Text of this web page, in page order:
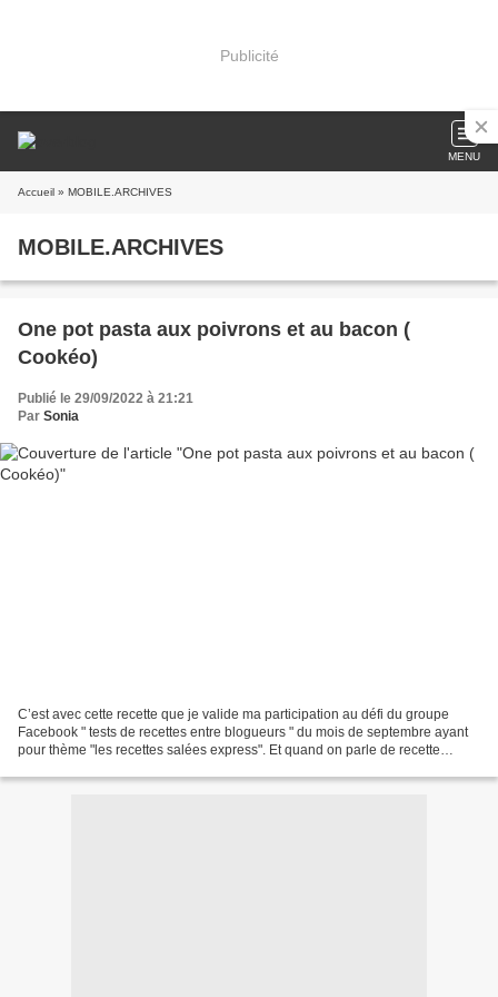
Publicité
MENU
Accueil » MOBILE.ARCHIVES
MOBILE.ARCHIVES
One pot pasta aux poivrons et au bacon (
Cookéo)
Publié le 29/09/2022 à 21:21
Par Sonia
C’est avec cette recette que je valide ma participation au défi du groupe
Facebook " tests de recettes entre blogueurs " du mois de septembre ayant
pour thème "les recettes salées express". Et quand on parle de recette